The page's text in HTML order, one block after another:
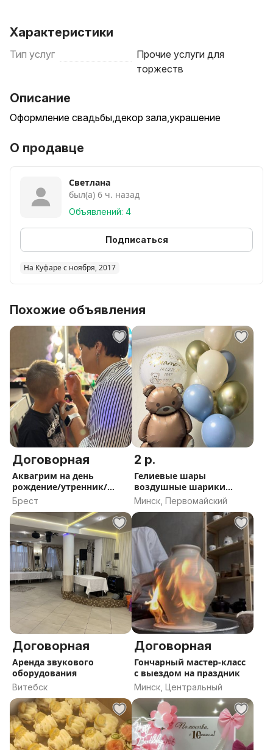
Характеристики
Тип услуг
Прочие услуги для
торжеств
Описание
Оформление свадьбы,декор зала,украшение
О продавце
Светлана
был(а) 6 ч. назад
Объявлений: 4
Подписаться
На Куфаре с ноября, 2017
Похожие объявления
Договорная
Аквагрим на день
рождение/утренник/
корпоратив
Брест
2 р.
Гелиевые шары
воздушные шарики
Оформление праздник
Минск, Первомайский
Договорная
Аренда звукового
оборудования
Витебск
Договорная
Гончарный мастер-класс
с выездом на праздник
Минск, Центральный